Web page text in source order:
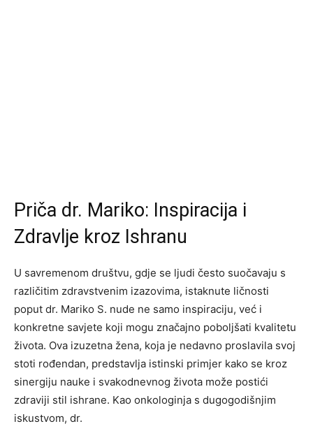
Priča dr. Mariko: Inspiracija i
Zdravlje kroz Ishranu
U savremenom društvu, gdje se ljudi često suočavaju s
različitim zdravstvenim izazovima, istaknute ličnosti
poput dr. Mariko S. nude ne samo inspiraciju, već i
konkretne savjete koji mogu značajno poboljšati kvalitetu
života. Ova izuzetna žena, koja je nedavno proslavila svoj
stoti rođendan, predstavlja istinski primjer kako se kroz
sinergiju nauke i svakodnevnog života može postići
zdraviji stil ishrane. Kao onkologinja s dugogodišnjim
iskustvom, dr.